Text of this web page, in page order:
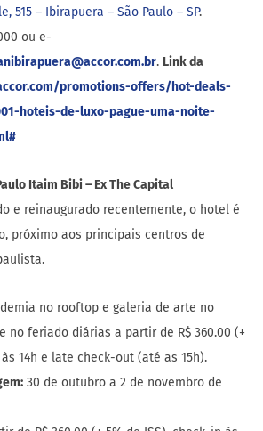
515 – Ibirapuera – São Paulo – SP.
ou e-
. Link da
promotions-offers/hot-deals-
hoteis-de-luxo-pague-uma-noite-
Itaim Bibi – Ex The Capital
e reinaugurado recentemente, o hotel é
próximo aos principais centros de
no rooftop e galeria de arte no
no feriado diárias a partir de R$ 360.00 (+
14h e late check-out (até as 15h).
30 de outubro a 2 de novembro de